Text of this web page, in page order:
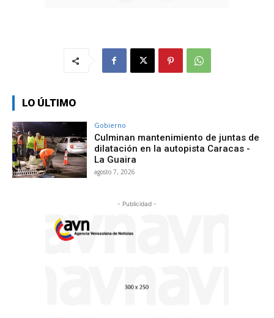
LO ÚLTIMO
Gobierno
Culminan mantenimiento de juntas de
dilatación en la autopista Caracas -
La Guaira
agosto 7, 2026
- Publicidad -